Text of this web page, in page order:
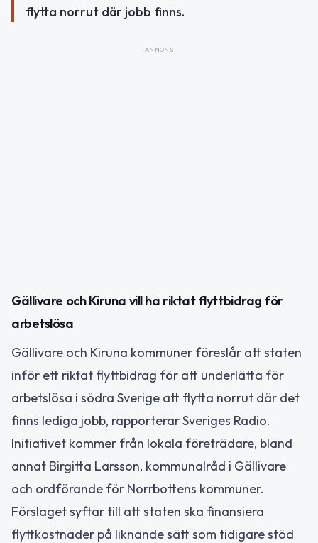
flytta norrut där jobb finns.
ANNONS
Gällivare och Kiruna vill ha riktat flyttbidrag för
arbetslösa
Gällivare och Kiruna kommuner föreslår att staten
inför ett riktat flyttbidrag för att underlätta för
arbetslösa i södra Sverige att flytta norrut där det
finns lediga jobb, rapporterar Sveriges Radio.
Initiativet kommer från lokala företrädare, bland
annat Birgitta Larsson, kommunalråd i Gällivare
och ordförande för Norrbottens kommuner.
Förslaget syftar till att staten ska finansiera
flyttkostnader på liknande sätt som tidigare stöd